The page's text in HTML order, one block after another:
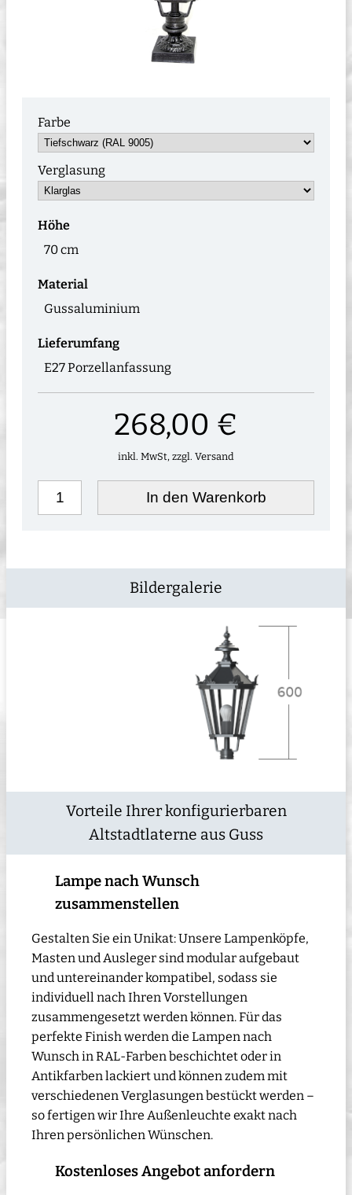
Farbe
Verglasung
Höhe
70 cm
Material
Gussaluminium
Lieferumfang
E27 Porzellanfassung
268,00 €
inkl. MwSt, zzgl. Versand
In den Warenkorb
Bildergalerie
Vorteile Ihrer konfigurierbaren
Altstadtlaterne aus Guss
Lampe nach Wunsch
zusammenstellen
Gestalten Sie ein Unikat: Unsere Lampenköpfe,
Masten und Ausleger sind modular aufgebaut
und untereinander kompatibel, sodass sie
individuell nach Ihren Vorstellungen
zusammengesetzt werden können. Für das
perfekte Finish werden die Lampen nach
Wunsch in RAL-Farben beschichtet oder in
Antikfarben lackiert und können zudem mit
verschiedenen Verglasungen bestückt werden –
so fertigen wir Ihre Außenleuchte exakt nach
Ihren persönlichen Wünschen.
Kostenloses Angebot anfordern